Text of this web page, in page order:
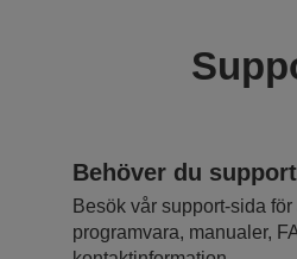
Behöver du
Besök vår support-sida
programvara, manualer,